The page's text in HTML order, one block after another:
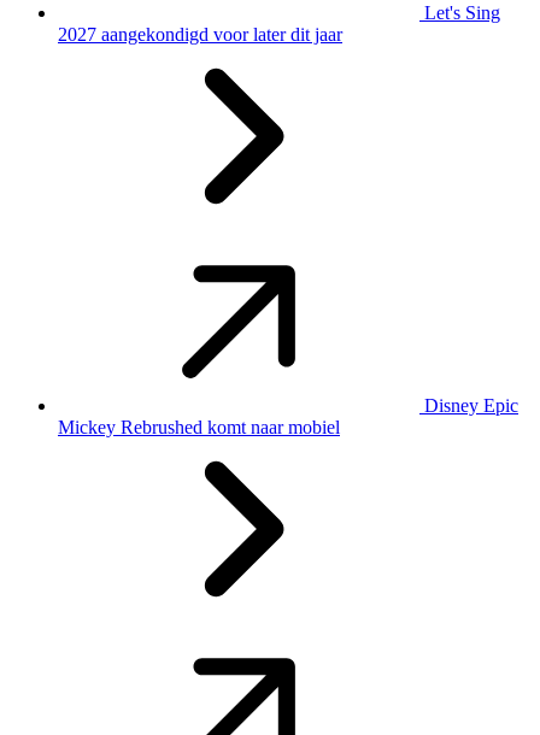
Let's Sing
2027 aangekondigd voor later dit jaar
Disney Epic
Mickey Rebrushed komt naar mobiel